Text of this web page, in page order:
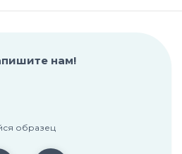
нам!
образец